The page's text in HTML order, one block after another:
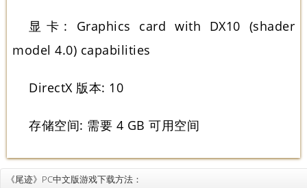
显卡: Graphics card with DX10 (shader
model 4.0) capabilities
DirectX 版本: 10
存储空间: 需要 4 GB 可用空间
《尾迹》PC中文版游戏下载方法：